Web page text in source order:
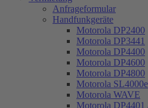
Anfrageformular
Handfunkgeräte
Motorola DP2400
Motorola DP3441
Motorola DP4400
Motorola DP4600
Motorola DP4800
Motorola SL4000e
Motorola WAVE
Motorola DP4401